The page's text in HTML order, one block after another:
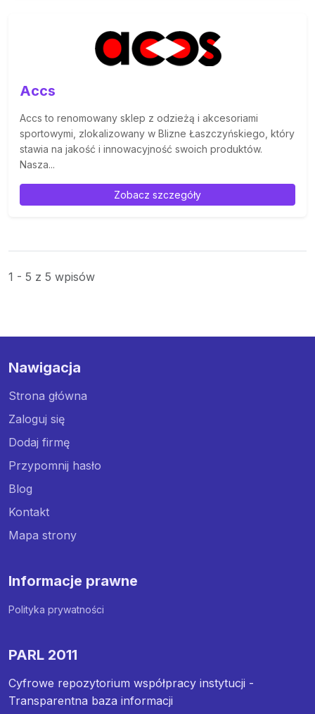
Accs
Accs to renomowany sklep z odzieżą i akcesoriami
sportowymi, zlokalizowany w Blizne Łaszczyńskiego, który
stawia na jakość i innowacyjność swoich produktów.
Nasza...
Zobacz szczegóły
1 - 5 z 5 wpisów
Nawigacja
Strona główna
Zaloguj się
Dodaj firmę
Przypomnij hasło
Blog
Kontakt
Mapa strony
Informacje prawne
Polityka prywatności
PARL 2011
Cyfrowe repozytorium współpracy instytucji -
Transparentna baza informacji